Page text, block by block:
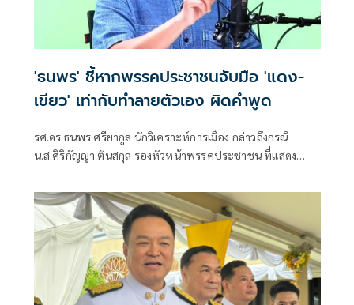
'ธนพร' ชี้หากพรรคประชาชนจับมือ 'แดง-
เขียว' เท่ากับทำลายตัวเอง ผิดคำพูด
รศ.ดร.ธนพร ศรียากูล นักวิเคราะห์การเมือง กล่าวถึงกรณี
น.ส.ศิริกัญญา ตันสกุล รองหัวหน้าพรรคประชาชน ที่แสดง
พรรคภูมิใจไทย ก็จำเป็นต้องพูดคุยกับพรรคประชาชนด้วยว่า